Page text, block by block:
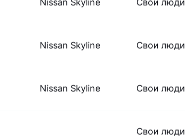
Nissan Skyline Свои люди
Nissan Skyline Свои люди
Nissan Skyline Свои люди
Свои люди